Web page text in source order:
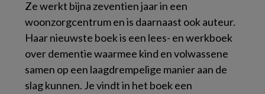
Ze werkt bijna zeventien jaar in een
woonzorgcentrum en is daarnaast ook auteur.
Haar nieuwste boek is een lees- en werkboek
over dementie waarmee kind en volwassene
samen op een laagdrempelige manier aan de
slag kunnen. Je vindt in het boek een